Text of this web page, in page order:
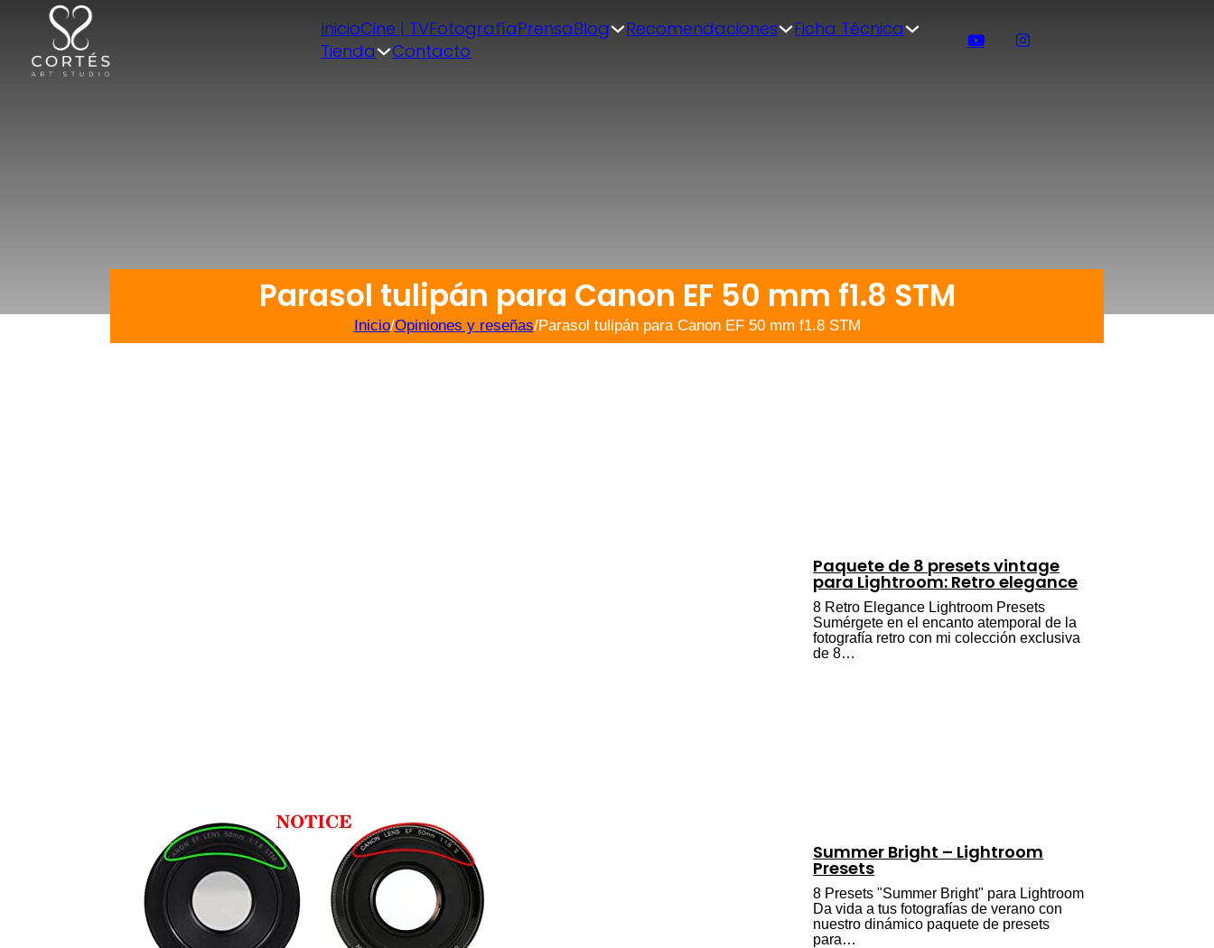
InicioCine | TVFotografíaPrensaBlog Recomendaciones
Ficha Técnica
Tienda
Contacto
Parasol tulipán para Canon EF 50 mm f1.8 STM
Inicio/Opiniones y reseñas/Parasol tulipán para Canon EF 50 mm f1.8 STM
Paquete de 8 presets vintage
para Lightroom: Retro elegance
8 Retro Elegance Lightroom Presets
Sumérgete en el encanto atemporal de la
fotografía retro con mi colección exclusiva
de 8…
Summer Bright – Lightroom
Presets
8 Presets "Summer Bright" para Lightroom
Da vida a tus fotografías de verano con
nuestro dinámico paquete de presets
para…